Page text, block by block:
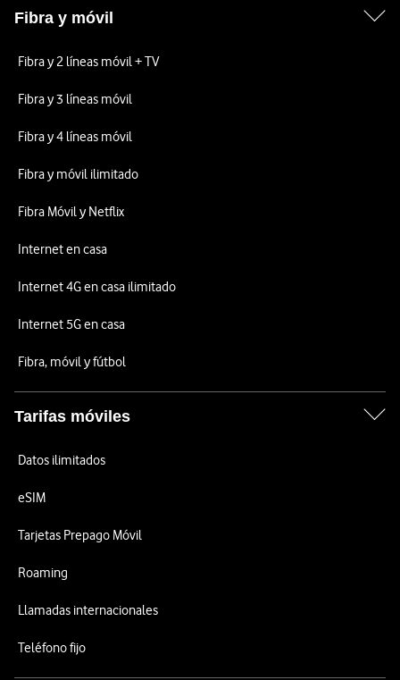
Fibra y móvil
Fibra y 2 líneas móvil + TV
Fibra y 3 líneas móvil
Fibra y 4 líneas móvil
Fibra y móvil ilimitado
Fibra Móvil y Netflix
Internet en casa
Internet 4G en casa ilimitado
Internet 5G en casa
Fibra, móvil y fútbol
Tarifas móviles
Datos ilimitados
eSIM
Tarjetas Prepago Móvil
Roaming
Llamadas internacionales
Teléfono fijo